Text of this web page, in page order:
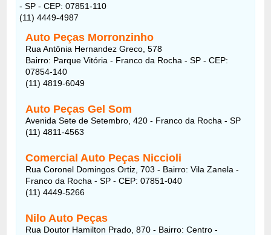
- SP - CEP: 07851-110
(11) 4449-4987
Auto Peças Morronzinho
Rua Antônia Hernandez Greco, 578
Bairro: Parque Vitória - Franco da Rocha - SP - CEP:
07854-140
(11) 4819-6049
Auto Peças Gel Som
Avenida Sete de Setembro, 420 - Franco da Rocha - SP
(11) 4811-4563
Comercial Auto Peças Niccioli
Rua Coronel Domingos Ortiz, 703 - Bairro: Vila Zanela -
Franco da Rocha - SP - CEP: 07851-040
(11) 4449-5266
Nilo Auto Peças
Rua Doutor Hamilton Prado, 870 - Bairro: Centro -